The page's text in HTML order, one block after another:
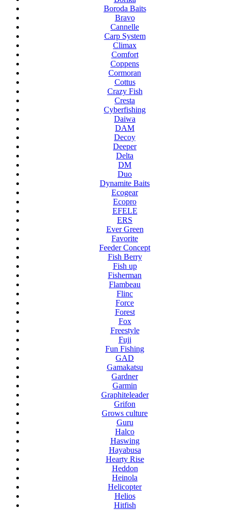
Boroda Baits
Bravo
Cannelle
Carp System
Climax
Comfort
Coppens
Cormoran
Cottus
Crazy Fish
Cresta
Cyberfishing
Daiwa
DAM
Decoy
Deeper
Delta
DM
Duo
Dynamite Baits
Ecogear
Ecopro
EFELE
ERS
Ever Green
Favorite
Feeder Concept
Fish Berry
Fish up
Fisherman
Flambeau
Flinc
Force
Forest
Fox
Freestyle
Fuji
Fun Fishing
GAD
Gamakatsu
Gardner
Garmin
Graphiteleader
Grifon
Grows culture
Guru
Halco
Haswing
Hayabusa
Hearty Rise
Heddon
Heinola
Helicopter
Helios
Hitfish